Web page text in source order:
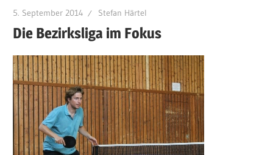
5. September 2014 Stefan Härtel
Die Bezirksliga im Fokus